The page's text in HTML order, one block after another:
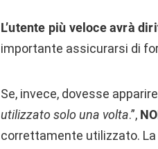
L’utente più veloce avrà
importante assicurarsi di
Se, invece, dovesse
utilizzato solo una volta.”,
correttamente utilizzato. La